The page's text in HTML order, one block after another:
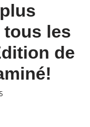
tous les
de